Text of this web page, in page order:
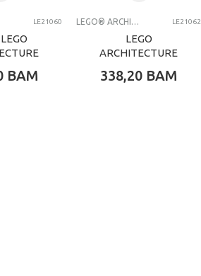
LE21060
BAM
LEGO® ARCHITECTURE LE21062
LEGO
ARCHITECTURE
338,20 BAM